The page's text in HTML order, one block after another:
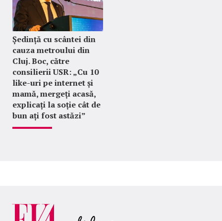
Ședință cu scântei din
cauza metroului din
Cluj. Boc, către
consilierii USR: „Cu 10
like-uri pe internet și
mamă, mergeți acasă,
explicați la soție cât de
bun ați fost astăzi”